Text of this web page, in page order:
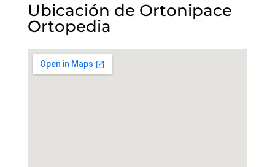
Ubicación de Ortonipace
Ortopedia